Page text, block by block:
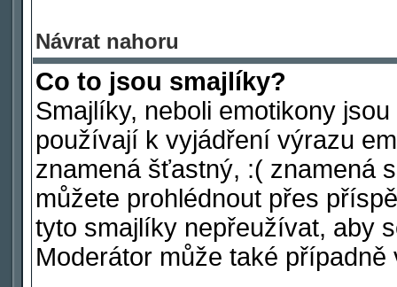
Návrat nahoru
Co to jsou smajlíky?
Smajlíky, neboli emotikony
používají k vyjádření výrazu
znamená šťastný, :( znamená
můžete prohlédnout přes
tyto smajlíky nepřeužívat, aby
Moderátor může také